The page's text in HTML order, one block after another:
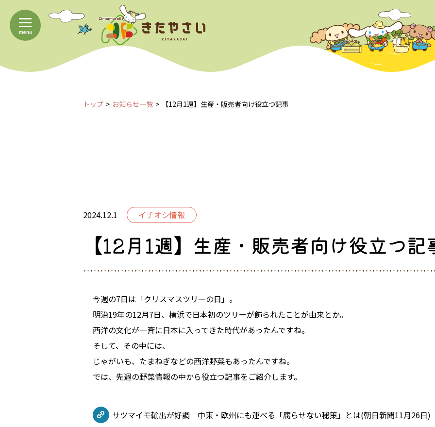
menu
トップ お知らせ一覧 【12月1週】生産・販売者向け役立つ記事
2024.12.1 イチオシ情報
【12月1週】生産・販売者向け役立つ記
今週の7日は「クリスマスツリーの日」。
明治19年の12月7日、横浜で日本初のツリーが飾られたことが由来とか。
西洋の文化が一斉に日本に入ってきた時代があったんですね。
そして、その中には、
じゃがいも、たまねぎなどの西洋野菜もあったんですね。
では、先週の野菜情報の中から役立つ記事をご紹介します。
サツマイモ輸出が好調 中東・欧州にも運べる「腐らせない秘策」とは(朝日新聞11月26日)